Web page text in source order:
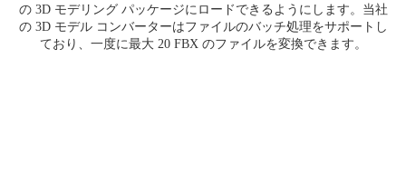
の 3D モデリング パッケージにロードできるようにします。当社
の 3D モデル コンバーターはファイルのバッチ処理をサポートし
ており、一度に最大 20 FBX のファイルを変換できます。